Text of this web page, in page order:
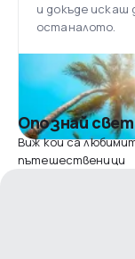
и докъде искаш
останалото.
Опознай
Виж кои са
пътешественици